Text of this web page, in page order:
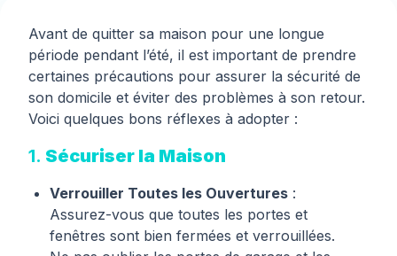
Avant de quitter sa maison pour une longue
période pendant l’été, il est important de prendre
certaines précautions pour assurer la sécurité de
son domicile et éviter des problèmes à son retour.
Voici quelques bons réflexes à adopter :
1. Sécuriser la Maison
Verrouiller Toutes les Ouvertures :
Assurez-vous que toutes les portes et
fenêtres sont bien fermées et verrouillées.